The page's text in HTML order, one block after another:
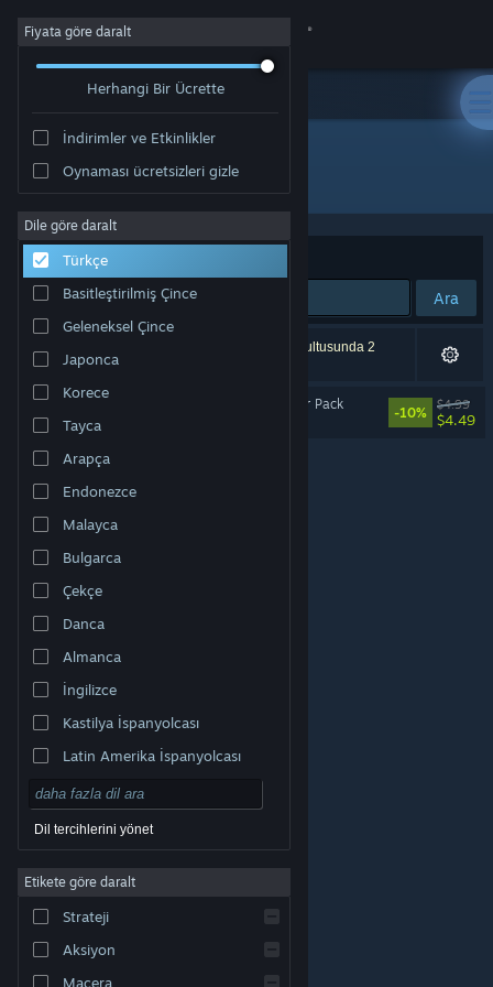
Giriş yap
Hakkında
Destek
Dili değiştir
Steam mobil uygulamasını yükle
Masaüstü internet sitesini görüntüle
markalar, ABD ve diğer ülkelerde ilgili sahiplerinin
Erişilebilirlik |
Çerezler
Fiyata göre daralt
Herhangi Bir Ücrette
İndirimler ve Etkinlikler
Oynaması ücretsizleri gizle
Dile göre daralt
Türkçe
Basitleştirilmiş Çince
Geleneksel Çince
Japonca
Korece
Tayca
Arapça
Endonezce
Malayca
Bulgarca
Çekçe
Danca
Almanca
İngilizce
Kastilya İspanyolcası
Latin Amerika İspanyolcası
Dil tercihlerini yönet
Etikete göre daralt
Strateji
Aksiyon
Macera
Geliştirici: Snake Tower Games
Sırala Uygunluk
Ara
1 sonuç aramanızla eşleşiyor. Tercihleriniz doğrultusunda 2
ürün dâhil edilmedi.
Moonsigil Atlas - Supporter Pack
-10%
$4.99
$4.49